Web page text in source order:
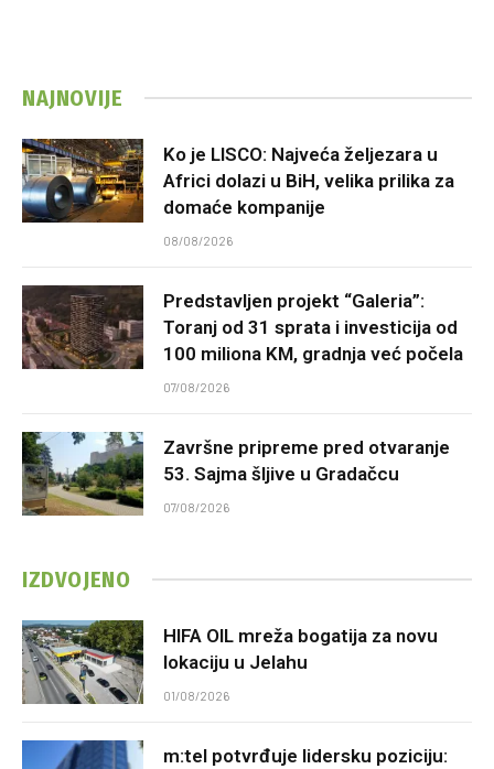
NAJNOVIJE
Ko je LISCO: Najveća željezara u
Africi dolazi u BiH, velika prilika za
domaće kompanije
08/08/2026
Predstavljen projekt “Galeria”:
Toranj od 31 sprata i investicija od
100 miliona KM, gradnja već počela
07/08/2026
Završne pripreme pred otvaranje
53. Sajma šljive u Gradačcu
07/08/2026
IZDVOJENO
HIFA OIL mreža bogatija za novu
lokaciju u Jelahu
01/08/2026
m:tel potvrđuje lidersku poziciju: